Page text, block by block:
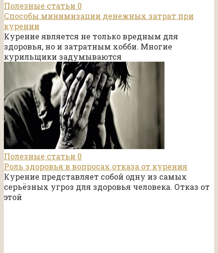
Полезные статьи 0
Способы минимизации денежных затрат при
курении
Курение является не только вредным для
здоровья, но и затратным хобби. Многие
курильщики задумываются
Полезные статьи 0
Роль здоровья в вопросах отказа от курения
Курение представляет собой одну из самых
серьёзных угроз для здоровья человека. Отказ от
этой